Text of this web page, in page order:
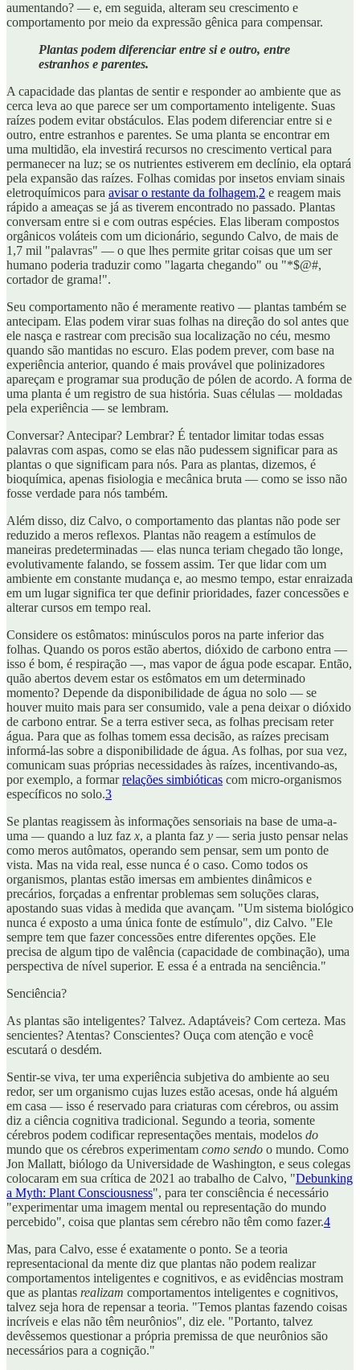
aumentando? — e, em seguida, alteram seu crescimento e
comportamento por meio da expressão gênica para compensar.
Plantas podem diferenciar entre si e outro, entre
estranhos e parentes.
A capacidade das plantas de sentir e responder ao ambiente que as
cerca leva ao que parece ser um comportamento inteligente. Suas
raízes podem evitar obstáculos. Elas podem diferenciar entre si e
outro, entre estranhos e parentes. Se uma planta se encontrar em
uma multidão, ela investirá recursos no crescimento vertical para
permanecer na luz; se os nutrientes estiverem em declínio, ela optará
pela expansão das raízes. Folhas comidas por insetos enviam sinais
eletroquímicos para avisar o restante da folhagem,2 e reagem mais
rápido a ameaças se já as tiverem encontrado no passado. Plantas
conversam entre si e com outras espécies. Elas liberam compostos
orgânicos voláteis com um dicionário, segundo Calvo, de mais de
1,7 mil "palavras" — o que lhes permite gritar coisas que um ser
humano poderia traduzir como "lagarta chegando" ou "*$@#,
cortador de grama!".
Seu comportamento não é meramente reativo — plantas também se
antecipam. Elas podem virar suas folhas na direção do sol antes que
ele nasça e rastrear com precisão sua localização no céu, mesmo
quando são mantidas no escuro. Elas podem prever, com base na
experiência anterior, quando é mais provável que polinizadores
apareçam e programar sua produção de pólen de acordo. A forma de
uma planta é um registro de sua história. Suas células — moldadas
pela experiência — se lembram.
Conversar? Antecipar? Lembrar? É tentador limitar todas essas
palavras com aspas, como se elas não pudessem significar para as
plantas o que significam para nós. Para as plantas, dizemos, é
bioquímica, apenas fisiologia e mecânica bruta — como se isso não
fosse verdade para nós também.
Além disso, diz Calvo, o comportamento das plantas não pode ser
reduzido a meros reflexos. Plantas não reagem a estímulos de
maneiras predeterminadas — elas nunca teriam chegado tão longe,
evolutivamente falando, se fossem assim. Ter que lidar com um
ambiente em constante mudança e, ao mesmo tempo, estar enraizada
em um lugar significa ter que definir prioridades, fazer concessões e
alterar cursos em tempo real.
Considere os estômatos: minúsculos poros na parte inferior das
folhas. Quando os poros estão abertos, dióxido de carbono entra —
isso é bom, é respiração —, mas vapor de água pode escapar. Então,
quão abertos devem estar os estômatos em um determinado
momento? Depende da disponibilidade de água no solo — se
houver muito mais para ser consumido, vale a pena deixar o dióxido
de carbono entrar. Se a terra estiver seca, as folhas precisam reter
água. Para que as folhas tomem essa decisão, as raízes precisam
informá-las sobre a disponibilidade de água. As folhas, por sua vez,
comunicam suas próprias necessidades às raízes, incentivando-as,
por exemplo, a formarrelações simbióticas com micro-organismos
específicos no solo.3
Se plantas reagissem às informações sensoriais na base de uma-a-
uma — quando a luz faz x, a planta faz y — seria justo pensar nelas
como meros autômatos, operando sem pensar, sem um ponto de
vista. Mas na vida real, esse nunca é o caso. Como todos os
organismos, plantas estão imersas em ambientes dinâmicos e
precários, forçadas a enfrentar problemas sem soluções claras,
apostando suas vidas à medida que avançam. "Um sistema biológico
nunca é exposto a uma única fonte de estímulo", diz Calvo. "Ele
sempre tem que fazer concessões entre diferentes opções. Ele
precisa de algum tipo de valência (capacidade de combinação), uma
perspectiva de nível superior. E essa é a entrada na senciência."
Senciência?
As plantas são inteligentes? Talvez. Adaptáveis? Com certeza. Mas
sencientes? Atentas? Conscientes? Ouça com atenção e você
escutará o desdém.
Sentir-se viva, ter uma experiência subjetiva do ambiente ao seu
redor, ser um organismo cujas luzes estão acesas, onde há alguém
em casa — isso é reservado para criaturas com cérebros, ou assim
diz a ciência cognitiva tradicional. Segundo a teoria, somente
cérebros podem codificar representações mentais, modelos do
mundo que os cérebros experimentam como sendo o mundo. Como
Jon Mallatt, biólogo da Universidade de Washington, e seus colegas
colocaram em sua crítica de 2021 ao trabalho de Calvo, "Debunking
a Myth: Plant Consciousness", para ter consciência é necessário
"experimentar uma imagem mental ou representação do mundo
percebido", coisa que plantas sem cérebro não têm como fazer.4
Mas, para Calvo, esse é exatamente o ponto. Se a teoria
representacional da mente diz que plantas não podem realizar
comportamentos inteligentes e cognitivos, e as evidências mostram
que as plantas realizam comportamentos inteligentes e cognitivos,
talvez seja hora de repensar a teoria. "Temos plantas fazendo coisas
incríveis e elas não têm neurônios", diz ele. "Portanto, talvez
devêssemos questionar a própria premissa de que neurônios são
necessários para a cognição."